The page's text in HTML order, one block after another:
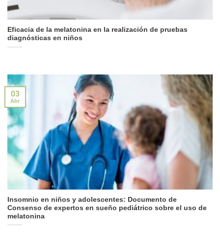
Eficacia de la melatonina en la realización de pruebas
diagnósticas en niños
Insomnio en niños y adolescentes: Documento de
Consenso de expertos en sueño pediátrico sobre el uso de
melatonina
03
Abr